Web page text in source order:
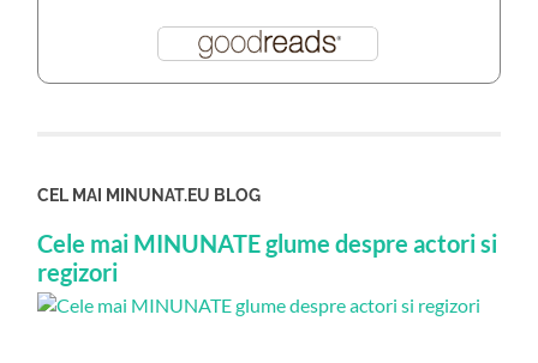
CEL MAI MINUNAT.EU BLOG
Cele mai MINUNATE glume despre actori si
regizori